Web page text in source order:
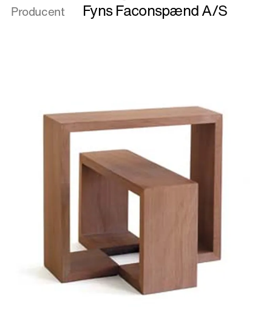
C
Producent Fyns Faconspænd A/S